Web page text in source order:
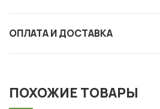
ОПЛАТА И ДОСТАВКА
ПОХОЖИЕ ТОВАРЫ